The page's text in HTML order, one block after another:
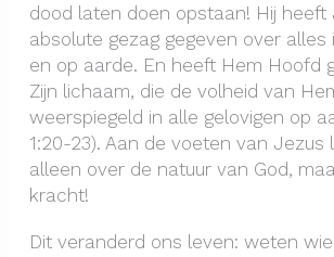
dood laten doen opstaan! Hij heeft
absolute gezag gegeven over alles
en op aarde. En heeft Hem Hoofd
Zijn lichaam, die de volheid van
weerspiegeld in alle gelovigen op
1:20-23). Aan de voeten van Jezus
alleen over de natuur van God,
kracht!
Dit veranderd ons leven: weten